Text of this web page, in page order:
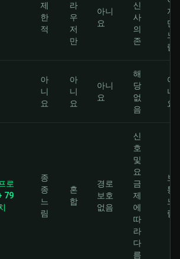
제
한
적
라
우
저
만
아니
요
신
사
의
존
지
만
느
림
아
니
요
아
니
요
아니
요
해
당
없
음
아
니
요
로
79
종
종
느
림
혼
합
경로
보호
없음
신
호
및
요
금
제
에
따
라
다
름
보
통
느
림